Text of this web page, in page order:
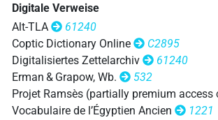
𓊪𓂋𓐍𓏭 M111A
𓊪𓂋𓐍𓏲𓆸⸮𓆰?𓏥 | 1× V\res-3sg.m
Digitale Verweise
Alt-TLA
61240
Coptic Dictionary Online
C2895
Digitalisiertes Zettelarchiv
61240
Erman & Grapow, Wb.
532
Projet Ramsès (partially premium access
Vocabulaire de l’Égyptien Ancien
1221